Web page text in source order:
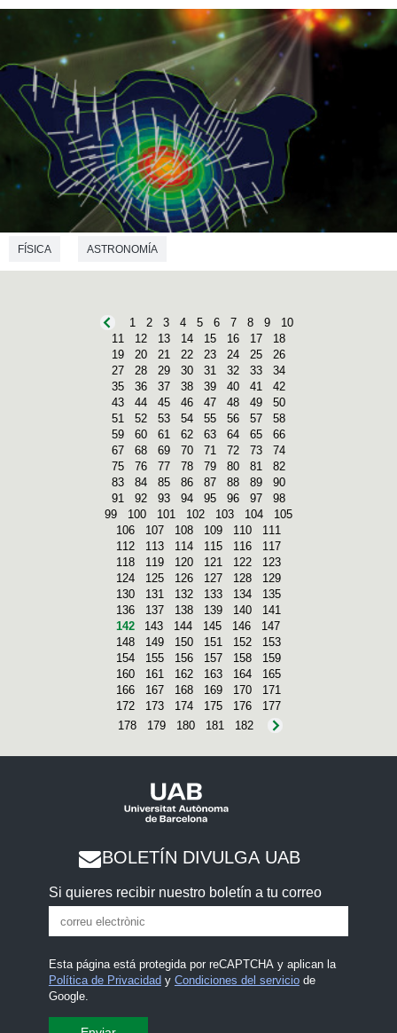
FÍSICA ASTRONOMÍA
1 2 3 4 5 6 7 8 9
10
11
12 13 14 15 16 17
18
19
20 21 22 23 24 25
26
27
28 29 30 31 32 33
34
35
36 37 38 39 40 41
42
43
44 45 46 47 48 49
50
51
52 53 54 55 56 57
58
59
60 61 62 63 64 65
66
67
68 69 70 71 72 73
74
75
76 77 78 79 80 81
82
83
84 85 86 87 88 89
90
91
92 93 94 95 96 97
98
99
100 101 102 103 104
105
106
107 108 109 110
111
112
113 114 115 116
117
118
119 120 121 122
123
124
125 126 127 128
129
130
131 132 133 134
135
136
137 138 139 140
141
142
143 144 145 146
147
148
149 150 151 152
153
154
155 156 157 158
159
160
161 162 163 164
165
166
167 168 169 170
171
172
173 174 175 176
177
178
179 180 181 182
BOLETÍN DIVULGA UAB
Si quieres recibir nuestro boletín a tu correo
Esta página está protegida por reCAPTCHA y aplican la
Política de Privacidad y Condiciones del serviciode
Google.